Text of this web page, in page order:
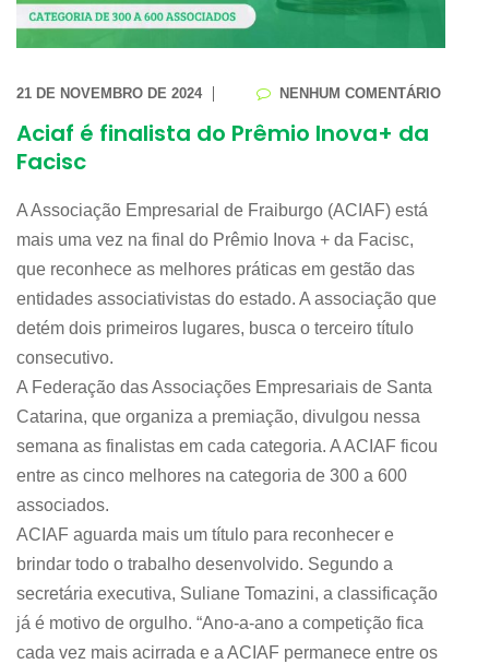
21 DE NOVEMBRO DE 2024 NENHUM COMENTÁRIO
Aciaf é finalista do Prêmio Inova+ da
Facisc
A Associação Empresarial de Fraiburgo (ACIAF) está
mais uma vez na final do Prêmio Inova + da Facisc,
que reconhece as melhores práticas em gestão das
entidades associativistas do estado. A associação que
detém dois primeiros lugares, busca o terceiro título
consecutivo.
A Federação das Associações Empresariais de Santa
Catarina, que organiza a premiação, divulgou nessa
semana as finalistas em cada categoria. A ACIAF ficou
entre as cinco melhores na categoria de 300 a 600
associados.
ACIAF aguarda mais um título para reconhecer e
brindar todo o trabalho desenvolvido. Segundo a
secretária executiva, Suliane Tomazini, a classificação
já é motivo de orgulho. “Ano-a-ano a competição fica
cada vez mais acirrada e a ACIAF permanece entre os